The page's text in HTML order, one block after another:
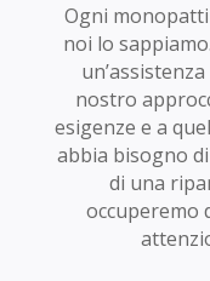
Ogni
noi lo
nostro
esigenze e a
abbia bisogno
di una
occuperemo